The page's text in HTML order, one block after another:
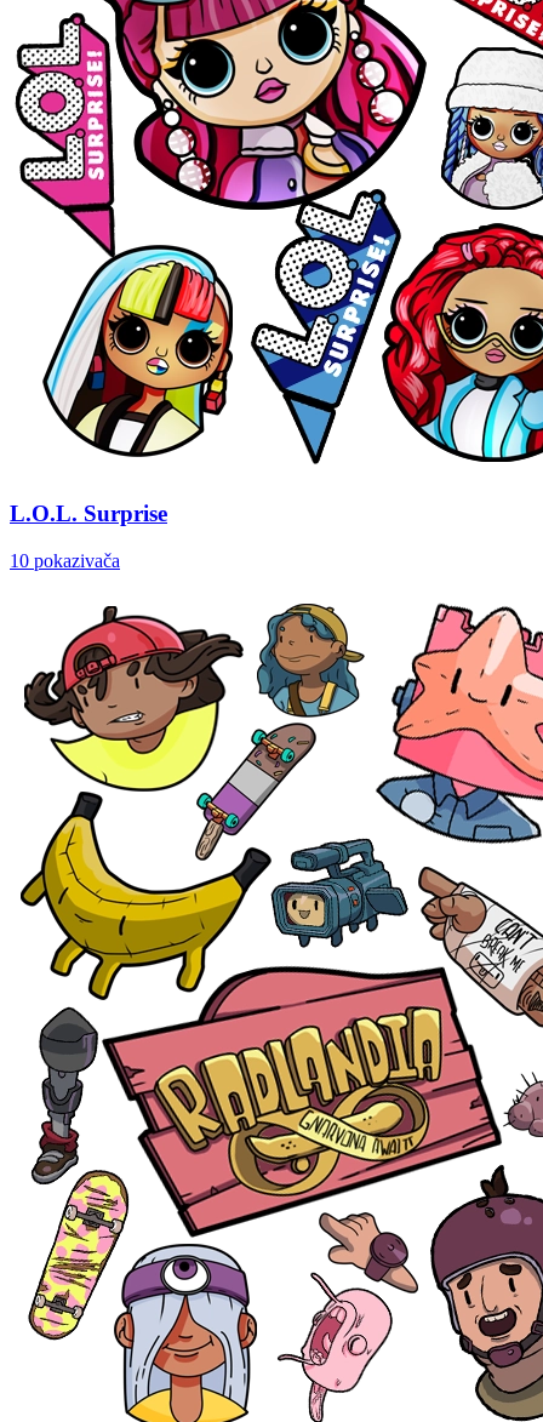
L.O.L. Surprise
10 pokazivača